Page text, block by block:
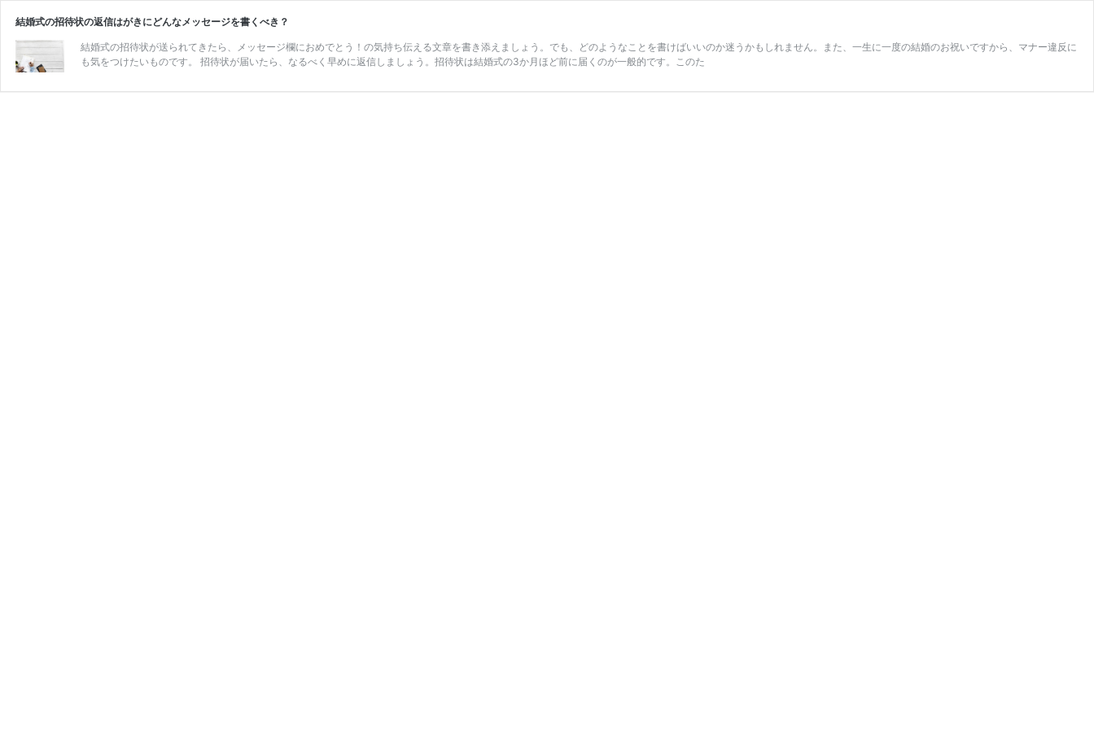
結婚式の招待状の返信はがきにどんなメッセージを書くべき？
結婚式の招待状が送られてきたら、メッセージ欄におめでとう！の気持ち伝える文章を書き添えましょう。でも、どのようなことを書けばいいのか迷うかもしれません。また、一生に一度の結婚のお祝いですから、マナー違反に
も気をつけたいものです。 招待状が届いたら、なるべく早めに返信しましょう。招待状は結婚式の3か月ほど前に届くのが一般的です。このた